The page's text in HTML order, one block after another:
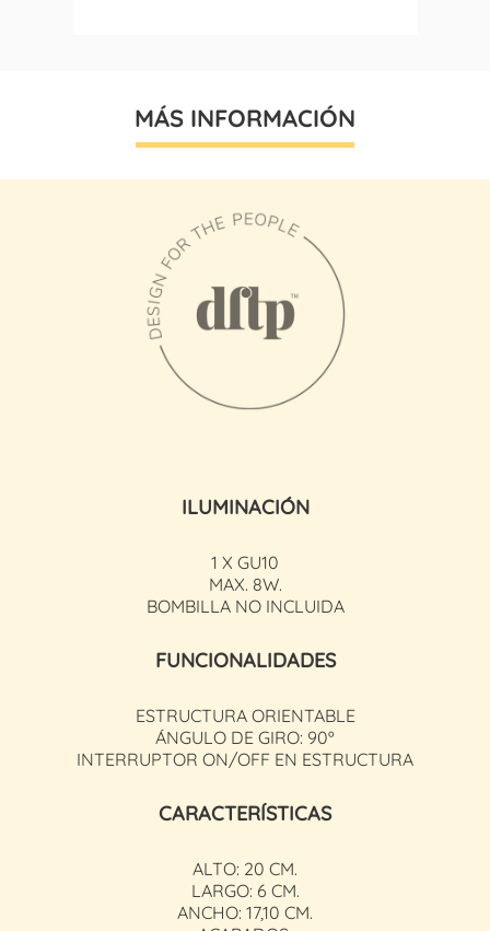
MÁS INFORMACIÓN
ILUMINACIÓN
1 X GU10
MAX. 8W.
BOMBILLA NO INCLUIDA
FUNCIONALIDADES
ESTRUCTURA ORIENTABLE
ÁNGULO DE GIRO: 90º
INTERRUPTOR ON/OFF EN ESTRUCTURA
CARACTERÍSTICAS
ALTO: 20 CM.
LARGO: 6 CM.
ANCHO: 17,10 CM.